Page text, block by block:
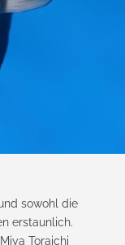
sowohl die
erstaunlich.
Toraichi